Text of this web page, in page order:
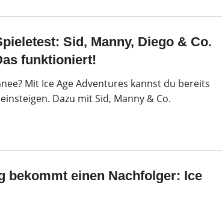
Sid, Manny, Diego & Co.
funktioniert!
Mit Ice Age Adventures kannst du bereits
Dazu mit Sid, Manny & Co.
bekommt einen Nachfolger: Ice